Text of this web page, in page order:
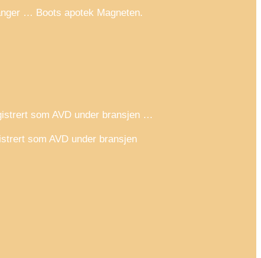
… Boots apotek Magneten.
som AVD under bransjen …
som AVD under bransjen